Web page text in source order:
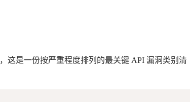
，这是一份按严重程度排列的最关键 API 漏洞类别清